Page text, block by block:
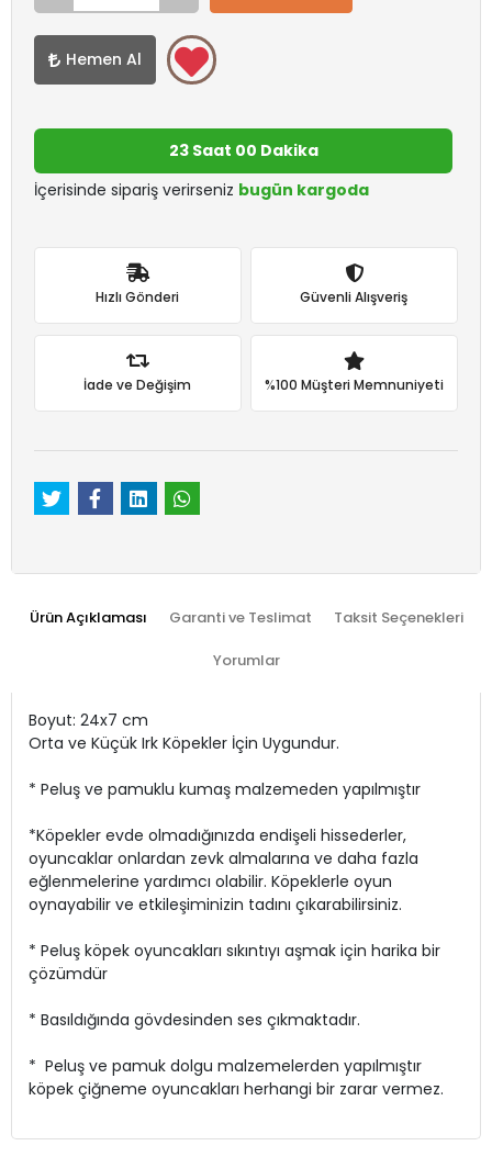
Hemen Al
23 Saat 00 Dakika
İçerisinde sipariş verirseniz bugün kargoda
Hızlı Gönderi Güvenli Alışveriş
İade ve Değişim %100 Müşteri Memnuniyeti
Ürün Açıklaması Garanti ve Teslimat Taksit Seçenekleri
Yorumlar
Boyut: 24x7 cm
Orta ve Küçük Irk Köpekler İçin Uygundur.
* Peluş ve pamuklu kumaş malzemeden yapılmıştır
*Köpekler evde olmadığınızda endişeli hissederler,
oyuncaklar onlardan zevk almalarına ve daha fazla
eğlenmelerine yardımcı olabilir. Köpeklerle oyun
oynayabilir ve etkileşiminizin tadını çıkarabilirsiniz.
* Peluş köpek oyuncakları sıkıntıyı aşmak için harika bir
çözümdür
* Basıldığında gövdesinden ses çıkmaktadır.
* Peluş ve pamuk dolgu malzemelerden yapılmıştır
köpek çiğneme oyuncakları herhangi bir zarar vermez.